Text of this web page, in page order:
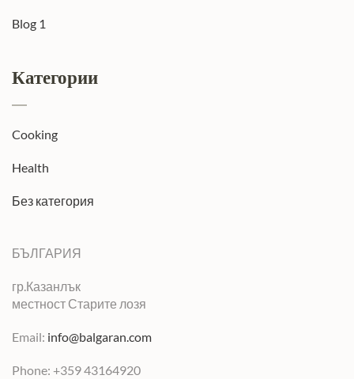
Blog 1
Категории
Cooking
Health
Без категория
БЪЛГАРИЯ
гр.Казанлък
местност Старите лозя
Email: info@balgaran.com
Phone: +359 43164920